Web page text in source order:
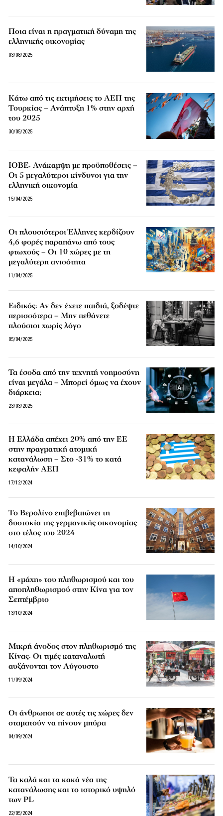
Ποια είναι η πραγματική δύναμη της
ελληνικής οικονομίας
03/08/2025
Κάτω από τις εκτιμήσεις το ΑΕΠ της
Τουρκίας – Ανάπτυξη 1% στην αρχή
του 2025
30/05/2025
ΙΟΒΕ: Ανάκαμψη με προϋποθέσεις –
Οι 5 μεγαλύτεροι κίνδυνοι για την
ελληνική οικονομία
15/04/2025
Οι πλουσιότεροι Έλληνες κερδίζουν
4,6 φορές παραπάνω από τους
φτωχούς – Οι 10 χώρες με τη
μεγαλύτερη ανισότητα
11/04/2025
Ειδικός: Αν δεν έχετε παιδιά, ξοδέψτε
περισσότερα – Μην πεθάνετε
πλούσιοι χωρίς λόγο
05/04/2025
Τα έσοδα από την τεχνητή νοημοσύνη
είναι μεγάλα – Μπορεί όμως να έχουν
διάρκεια;
23/03/2025
Η Ελλάδα απέχει 20% από την ΕΕ
στην πραγματική ατομική
κατανάλωση – Στο -31% το κατά
κεφαλήν ΑΕΠ
17/12/2024
Το Βερολίνο επιβεβαιώνει τη
δυστοκία της γερμανικής οικονομίας
στο τέλος του 2024
14/10/2024
Η «μάχη» του πληθωρισμού και του
αποπληθωρισμού στην Κίνα για τον
Σεπτέμβριο
13/10/2024
Μικρή άνοδος στον πληθωρισμό της
Κίνας: Οι τιμές καταναλωτή
αυξάνονται τον Αύγουστο
11/09/2024
Οι άνθρωποι σε αυτές τις χώρες δεν
σταματούν να πίνουν μπύρα
04/09/2024
Τα καλά και τα κακά νέα της
κατανάλωσης και το ιστορικό υψηλό
των PL
22/05/2024